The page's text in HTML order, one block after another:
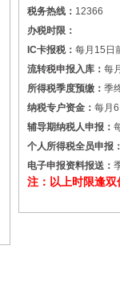
税务热线： 12366
办税时限：
IC卡报税： 每月 15 日
流转税申报入库： 每月
所得税季度预缴： 季
纳税专户资金： 每月 6
辅导期纳税人申报：
个人所得税全员申报：
电子申报资料报送：
注：以上时限逢